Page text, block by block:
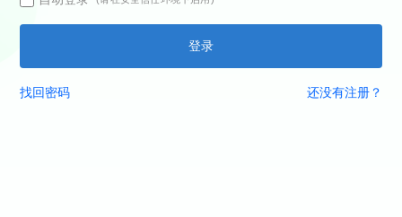
登录
找回密码 还没有注册？